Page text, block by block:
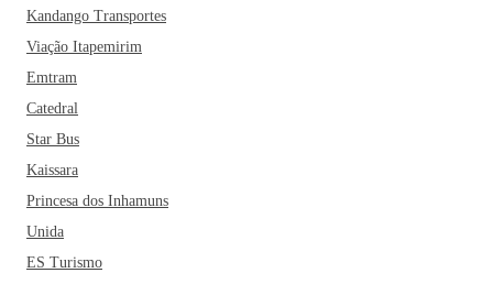
Kandango Transportes
Viação Itapemirim
Emtram
Catedral
Star Bus
Kaissara
Princesa dos Inhamuns
Unida
ES Turismo